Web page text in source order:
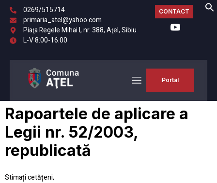
0269/515714
primaria_atel@yahoo.com
Piaţa Regele Mihai I, nr. 388, Aţel, Sibiu
L-V 8:00-16:00
CONTACT
Portal
Rapoartele de aplicare a
Legii nr. 52/2003,
republicată
Stimați cetățeni,